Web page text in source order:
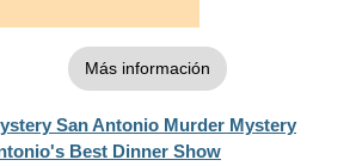
Más información
San Antonio Murder Mystery
Best Dinner Show